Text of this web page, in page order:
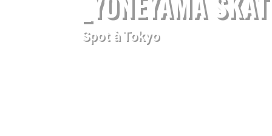
Spot à Tokyo